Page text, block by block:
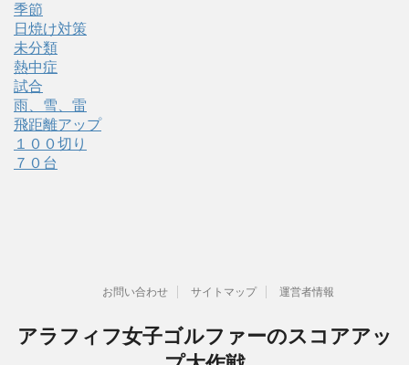
季節
日焼け対策
未分類
熱中症
試合
雨、雪、雷
飛距離アップ
１００切り
７０台
お問い合わせ サイトマップ 運営者情報
アラフィフ女子ゴルファーのスコアアッ